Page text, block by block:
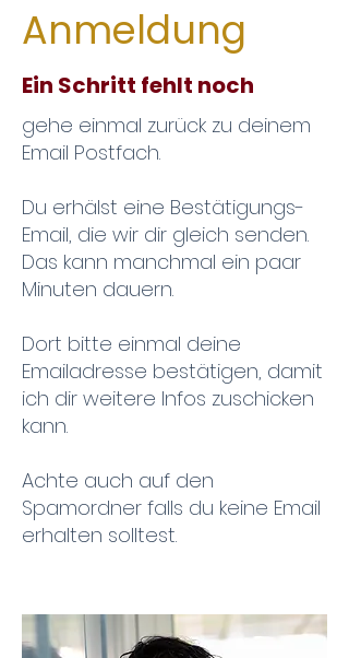
Anmeldung
Ein Schritt fehlt noch
gehe einmal zurück zu deinem
Email Postfach.
Du erhälst eine Bestätigungs-
Email, die wir dir gleich senden.
Das kann manchmal ein paar
Minuten dauern.
Dort bitte einmal deine
Emailadresse bestätigen, damit
ich dir weitere Infos zuschicken
kann.
Achte auch auf den
Spamordner falls du keine Email
erhalten solltest.